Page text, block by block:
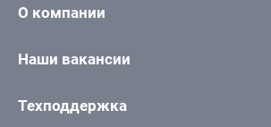
О компании
Наши вакансии
Техподдержка